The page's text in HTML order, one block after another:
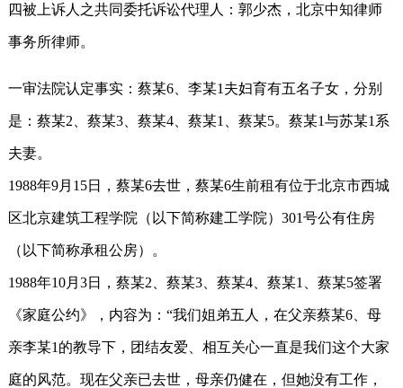
四被上诉人之共同委托诉讼代理人：郭少杰，北京中知律师
事务所律师。
一审法院认定事实：蔡某6、李某1夫妇育有五名子女，分别
是：蔡某2、蔡某3、蔡某4、蔡某1、蔡某5。蔡某1与苏某1系
夫妻。
1988年9月15日，蔡某6去世，蔡某6生前租有位于北京市西城
区北京建筑工程学院（以下简称建工学院）301号公有住房
（以下简称承租公房）。
1988年10月3日，蔡某2、蔡某3、蔡某4、蔡某1、蔡某5签署
《家庭公约》，内容为：“我们姐弟五人，在父亲蔡某6、母
亲李某1的教导下，团结友爱、相互关心一直是我们这个大家
庭的风范。现在父亲已去世，母亲仍健在，但她没有工作，